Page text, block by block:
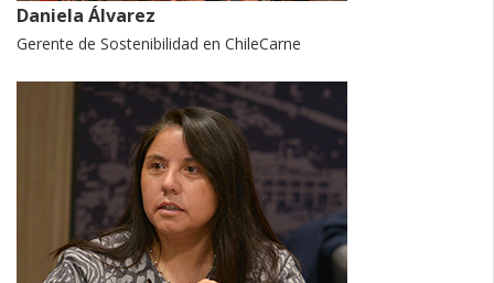
Daniela Álvarez
Gerente de Sostenibilidad en ChileCarne